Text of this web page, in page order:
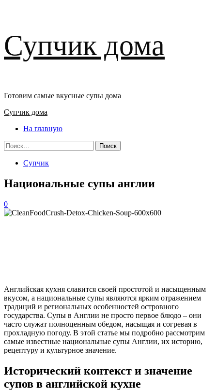
к
содержимому
Супчик дома
Готовим самые вкусные супы дома
Основное
Супчик дома
На главную
Найти:
Супчик
Национальные супы англии
0
Английская кухня славится своей простотой и насыщенным
вкусом, а национальные супы являются ярким отражением
традиций и региональных особенностей островного
государства. Супы в Англии не просто первое блюдо – они
часто служат полноценным обедом, насыщая и согревая в
прохладную погоду. В этой статье мы подробно рассмотрим
самые известные национальные супы Англии, их историю,
рецептуру и культурное значение.
Исторический контекст и значение
супов в английской кухне